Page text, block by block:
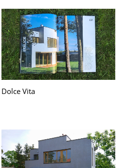
Dolce Vita